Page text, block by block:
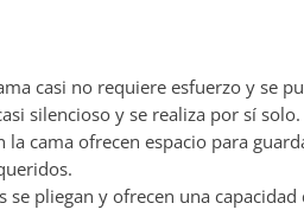
casi no requiere esfuerzo y
silencioso y se realiza por sí solo.
cama ofrecen espacio para
pliegan y ofrecen una